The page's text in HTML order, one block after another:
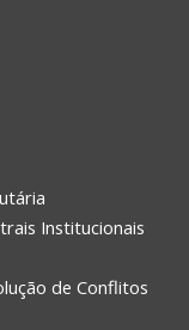
Institucionais
de Conflitos